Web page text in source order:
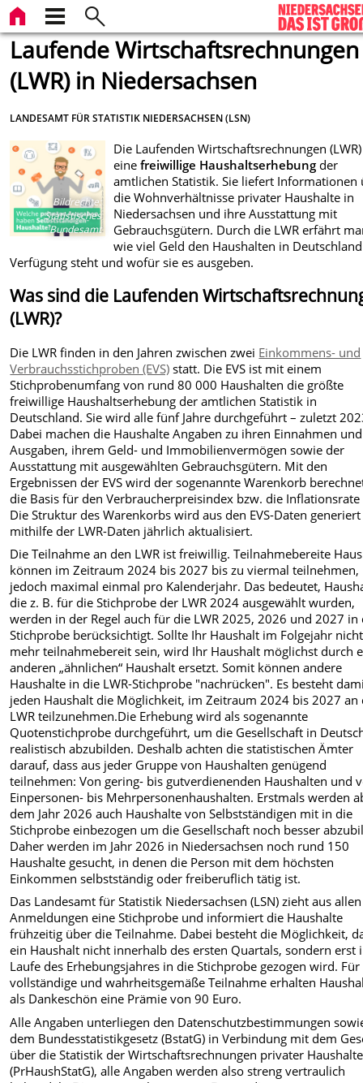
Laufende Wirtschaftsrechnungen
(LWR) in Niedersachsen
LANDESAMT FÜR STATISTIK NIEDERSACHSEN (LSN)
Bildrechte:
Statistisches
Bundesamt
Die Laufenden Wirtschafts­rechnungen
einefreiwillige Haushaltserhebung der
amtlichen Statistik. Sie liefert Informationen
die Wohnverhältnisse privater Haushalte in
Niedersachsen und ihre Ausstattung mit
Gebrauchsgütern. Durch die LWR erfährt
wie viel Geld den Haus­halten in
Verfügung steht und wofür sie es ausgeben.
Was sind die Laufenden
(LWR)?
Die LWR finden in den Jahren zwischen zwei Einkommens- und
Verbrauchsstichproben (EVS) statt. Die EVS ist mit einem
Stichprobenumfang von rund 80 000 Haushalten die größte
freiwillige Haushaltserhebung der amtlichen Statistik in
Deutschland. Sie wird alle fünf Jahre durchgeführt – zuletzt
Dabei machen die Haushalte Angaben zu ihren Einnahmen und
Ausgaben, ihrem Geld- und Immobilienvermögen sowie der
Ausstattung mit ausgewählten Gebrauchsgütern. Mit den
Ergebnissen der EVS wird der sogenannte Warenkorb
die Basis für den Verbraucherpreisindex bzw. die Inflationsrate
Die Struktur des Warenkorbs wird aus den EVS-Daten
mithilfe der LWR-Daten jährlich aktualisiert.
Die Teilnahme an den LWR ist freiwillig. Teilnahmebereite
können im Zeitraum 2024 bis 2027 bis zu viermal teilnehmen,
jedoch maximal einmal pro Kalenderjahr. Das bedeutet,
die z. B. für die Stichprobe der LWR 2024 ausgewählt wurden,
werden in der Regel auch für die LWR 2025, 2026 und 2027 in
Stichprobe berücksichtigt. Sollte Ihr Haushalt im Folgejahr nicht
mehr teilnahmebereit sein, wird Ihr Haushalt möglichst durch
anderen „ähnlichen“ Haushalt ersetzt. Somit können andere
Haushalte in die LWR-Stichprobe "nachrücken". Es besteht
jeden Haushalt die Möglichkeit, im Zeitraum 2024 bis 2027 an
LWR teilzunehmen.Die Erhebung wird als sogenannte
Quotenstichprobe durchgeführt, um die Gesellschaft in
realistisch abzubilden. Deshalb achten die statistischen Ämter
darauf, dass aus jeder Gruppe von Haushalten genügend
teilnehmen: Von gering- bis gutverdienenden Haushalten und
Einpersonen- bis Mehrpersonenhaushalten. Erstmals werden
dem Jahr 2026 auch Haushalte von Selbstständigen mit in die
Stichprobe einbezogen um die Gesellschaft noch besser
Daher werden im Jahr 2026 in Niedersachsen noch rund 150
Haushalte gesucht, in denen die Person mit dem höchsten
Einkommen selbstständig oder freiberuflich tätig ist.
Das Landesamt für Statistik Niedersachsen (LSN) zieht aus allen
Anmeldungen eine Stichprobe und informiert die Haushalte
frühzeitig über die Teilnahme. Dabei besteht die Möglichkeit,
ein Haushalt nicht innerhalb des ersten Quartals, sondern erst
Laufe des Erhebungsjahres in die Stichprobe gezogen wird.
vollständige und wahrheitsgemäße Teilnahme erhalten
als Dankeschön eine Prämie von 90 Euro.
Alle Angaben unterliegen den Datenschutzbestimmungen
dem Bundesstatistikgesetz (BstatG) in Verbindung mit dem
über die Statistik der Wirtschaftsrechnungen privater Haushalte
(PrHaushStatG), alle Angaben werden also streng vertraulich